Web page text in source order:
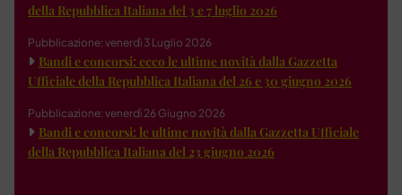
della Repubblica Italiana del 3 e 7 luglio 2026
Pubblicazione: venerdì 3 Luglio 2026
Bandi e concorsi: ecco le ultime novità dalla Gazzetta
Ufficiale della Repubblica Italiana del 26 e 30 giugno 2026
Pubblicazione: venerdì 26 Giugno 2026
Bandi e concorsi: le ultime novità dalla Gazzetta Ufficiale
della Repubblica Italiana del 23 giugno 2026